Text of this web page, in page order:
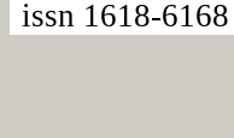
issn 1618-